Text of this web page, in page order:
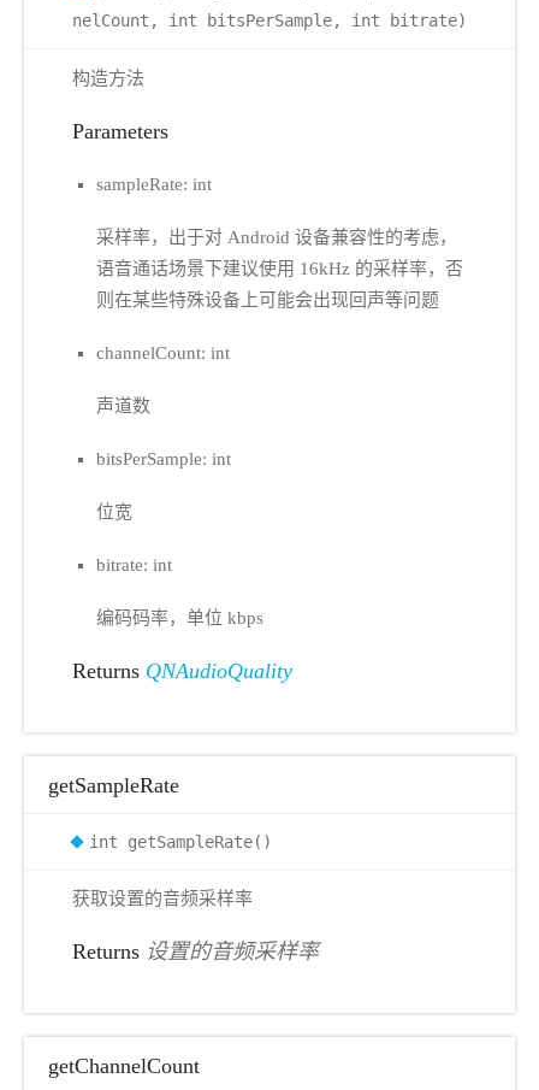
nelCount, int bitsPerSample, int bitrate)
构造方法
Parameters
sampleRate: int
采样率，出于对 Android 设备兼容性的考虑，
语音通话场景下建议使用 16kHz 的采样率，否
则在某些特殊设备上可能会出现回声等问题
channelCount: int
声道数
bitsPerSample: int
位宽
bitrate: int
编码码率，单位 kbps
Returns QNAudioQuality
getSampleRate
int getSampleRate()
获取设置的音频采样率
Returns 设置的音频采样率
getChannelCount